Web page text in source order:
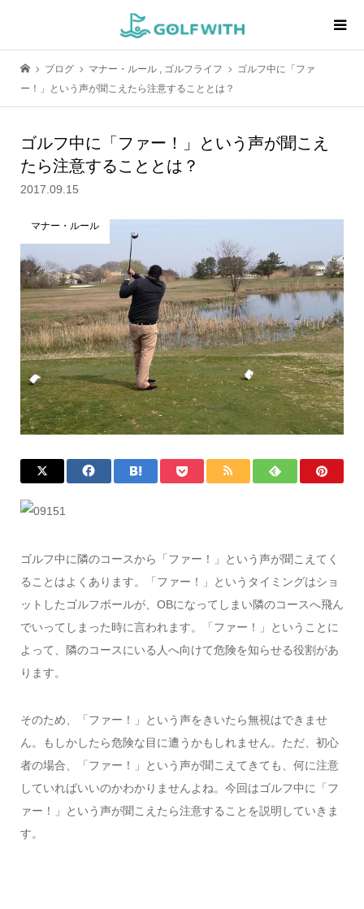
ブログ マナー・ルール , ゴルフライフ
ゴルフ中に「ファ
ー！」という声が聞こえたら注意することとは？
ゴルフ中に「ファー！」という声が聞こえ
たら注意することとは？
2017.09.15
マナー・ルール
ゴルフ中に隣のコースから「ファー！」という声が聞こえてく
ることはよくあります。「ファー！」というタイミングはショ
ットしたゴルフボールが、OBになってしまい隣のコースへ飛ん
でいってしまった時に言われます。「ファー！」ということに
よって、隣のコースにいる人へ向けて危険を知らせる役割があ
ります。
そのため、「ファー！」という声をきいたら無視はできませ
ん。もしかしたら危険な目に遭うかもしれません。ただ、初心
者の場合、「ファー！」という声が聞こえてきても、何に注意
していればいいのかわかりませんよね。今回はゴルフ中に「フ
ァー！」という声が聞こえたら注意することを説明していきま
す。